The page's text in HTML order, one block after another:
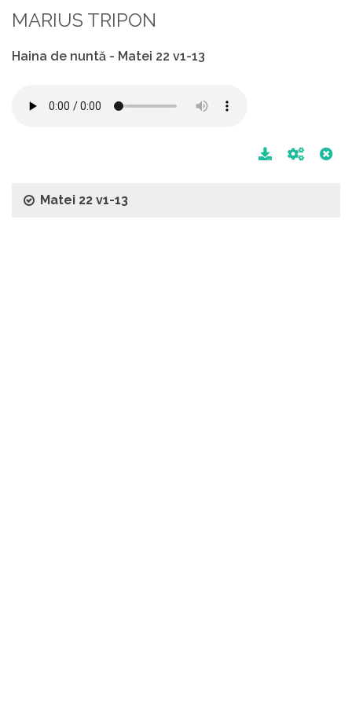
MARIUS TRIPON
Haina de nuntă - Matei 22 v1-13
Matei 22 v1-13